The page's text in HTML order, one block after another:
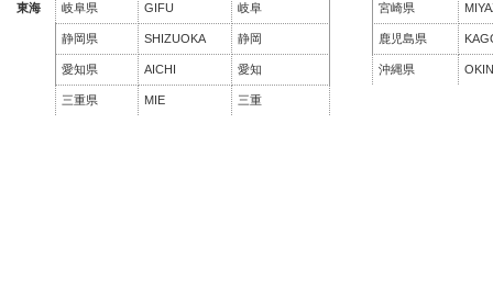
東海 岐阜県 GIFU 岐阜
静岡県 SHIZUOKA 静岡
愛知県 AICHI 愛知
三重県 MIE 三重
宮崎県
鹿児島県
沖縄県